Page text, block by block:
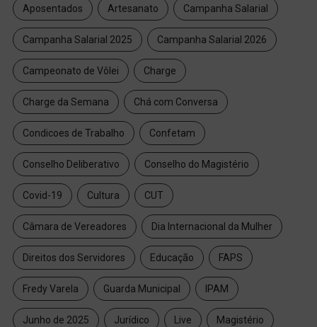
Aposentados Artesanato Campanha Salarial
Campanha Salarial 2025 Campanha Salarial 2026
Campeonato de Vôlei Charge
Charge da Semana Chá com Conversa
Condicoes de Trabalho Confetam
Conselho Deliberativo Conselho do Magistério
Covid-19 Cultura CUT
Câmara de Vereadores Dia Internacional da Mulher
Direitos dos Servidores Educação FAPS
Fredy Varela Guarda Municipal IPAM
Junho de 2025 Jurídico Live Magistério